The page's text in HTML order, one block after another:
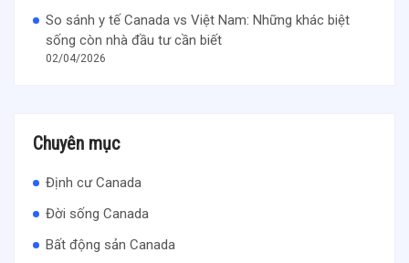
So sánh y tế Canada vs Việt Nam: Những khác biệt
sống còn nhà đầu tư cần biết
02/04/2026
Chuyên mục
Định cư Canada
Đời sống Canada
Bất động sản Canada